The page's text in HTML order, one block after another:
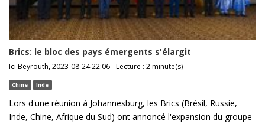
Brics: le bloc des pays émergents s'élargit
Ici Beyrouth, 2023-08-24 22:06 - Lecture : 2 minute(s)
Chine Inde
Lors d'une réunion à Johannesburg, les Brics (Brésil, Russie,
Inde, Chine, Afrique du Sud) ont annoncé l'expansion du groupe